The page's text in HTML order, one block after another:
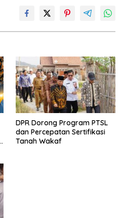
DPR Dorong Program PTSL
dan Percepatan Sertifikasi
Tanah Wakaf